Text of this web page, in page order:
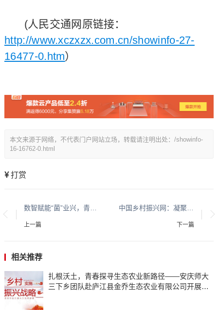
(人民交通网原链接：
http://www.xczxzx.com.cn/showinfo-27-
16477-0.htm）
本文来源于网络，不代表门户网站立场，转载请注明出处：/showinfo-
16-16762-0.html
打赏
数智赋能“菌”业兴，青春助农向未来 ——西南交通大学养晨农业团队助力羊肚菌产业高质量发展纪实
上一篇 下一篇
相关推荐
扎根沃土，青春探寻生态农业新路径——安庆师大
三下乡团队赴庐江县金乔生态农业有限公司开展调